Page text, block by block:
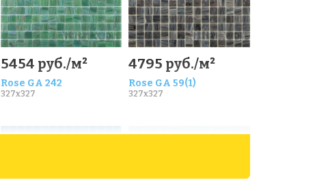
5454 руб./м²
Rose GA 242
327x327
4795 руб./м²
Rose GA 59(1)
327x327